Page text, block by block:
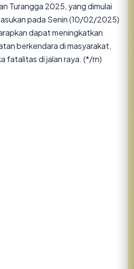
Turangga 2025, yang dimulai
pada Senin (10/02/2025)
dapat meningkatkan
berkendara di masyarakat,
fatalitas di jalan raya. (*/rn)